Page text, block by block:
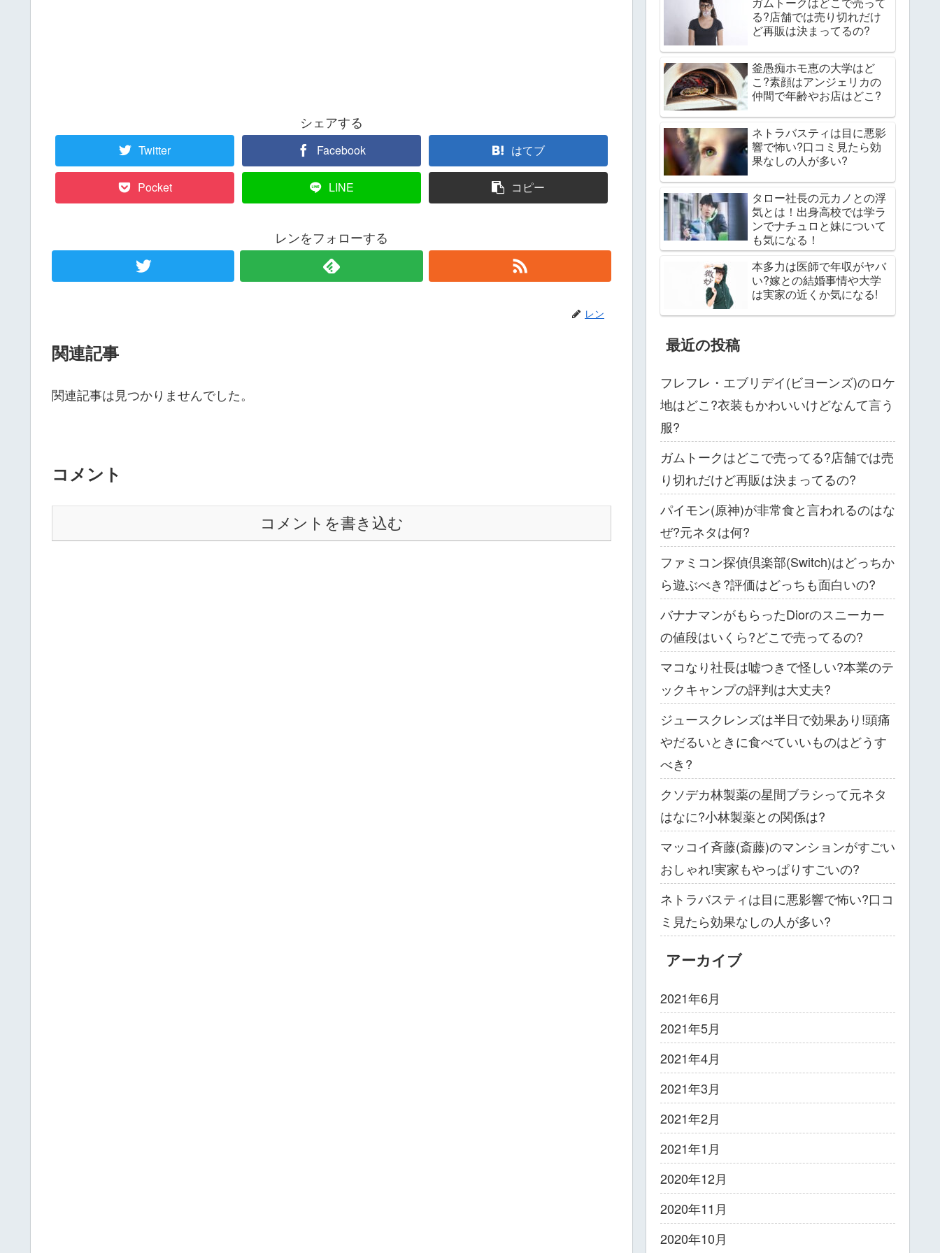
シェアする
Twitter Facebook はてブ
Pocket LINE コピー
レンをフォローする
レン
関連記事
関連記事は見つかりませんでした。
コメント
コメントを書き込む
る?店舗では売り切れだけ
ど再販は決まってるの?
釜愚痴ホモ恵の大学はど
こ?素顔はアンジェリカの
仲間で年齢やお店はどこ?
ネトラバスティは目に悪影
響で怖い?口コミ見たら効
果なしの人が多い?
タロー社長の元カノとの浮
気とは！出身高校では学ラ
ンでナチュロと妹について
も気になる！
本多力は医師で年収がヤバ
い?嫁との結婚事情や大学
は実家の近くか気になる!
最近の投稿
フレフレ・エブリデイ(ビヨーンズ)のロケ
地はどこ?衣装もかわいいけどなんて言う
服?
ガムトークはどこで売ってる?店舗では売
り切れだけど再販は決まってるの?
パイモン(原神)が非常食と言われるのはな
ぜ?元ネタは何?
ファミコン探偵倶楽部(Switch)はどっちか
ら遊ぶべき?評価はどっちも面白いの?
バナナマンがもらったDiorのスニーカー
の値段はいくら?どこで売ってるの?
マコなり社長は嘘つきで怪しい?本業のテ
ックキャンプの評判は大丈夫?
ジュースクレンズは半日で効果あり!頭痛
やだるいときに食べていいものはどうす
べき?
クソデカ林製薬の星間ブラシって元ネタ
はなに?小林製薬との関係は?
マッコイ斉藤(斎藤)のマンションがすごい
おしゃれ!実家もやっぱりすごいの?
ネトラバスティは目に悪影響で怖い?口コ
ミ見たら効果なしの人が多い?
アーカイブ
2021年6月
2021年5月
2021年4月
2021年3月
2021年2月
2021年1月
2020年12月
2020年11月
2020年10月